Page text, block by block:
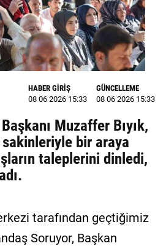
HABER GİRİŞ
08 06 2026 15:33
GÜNCELLEME
08 06 2026 15:33
Muzaffer Bıyık,
bir araya
taleplerini dinledi,
tarafından geçtiğimiz
Soruyor, Başkan